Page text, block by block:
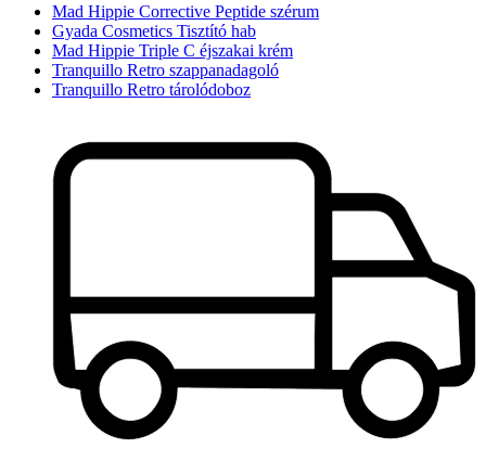
Mad Hippie Corrective Peptide szérum
Gyada Cosmetics Tisztító hab
Mad Hippie Triple C éjszakai krém
Tranquillo Retro szappanadagoló
Tranquillo Retro tárolódoboz